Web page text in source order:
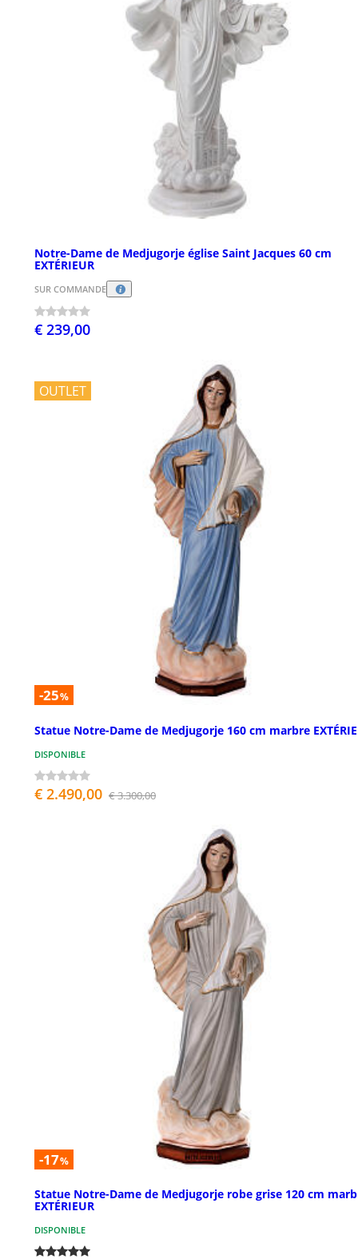
Notre-Dame de Medjugorje église Saint Jacques 60 cm
EXTÉRIEUR
SUR COMMANDE
€ 239,00
OUTLET
-25%
Statue Notre-Dame de Medjugorje 160 cm marbre
DISPONIBLE
€ 2.490,00 € 3.300,00
-17%
Statue Notre-Dame de Medjugorje robe grise 120 cm
EXTÉRIEUR
DISPONIBLE